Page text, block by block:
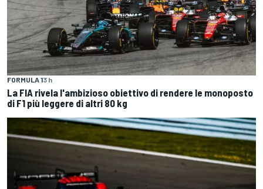
FORMULA 13 h
La FIA rivela l'ambizioso obiettivo di rendere le monoposto
di F1 più leggere di altri 80 kg